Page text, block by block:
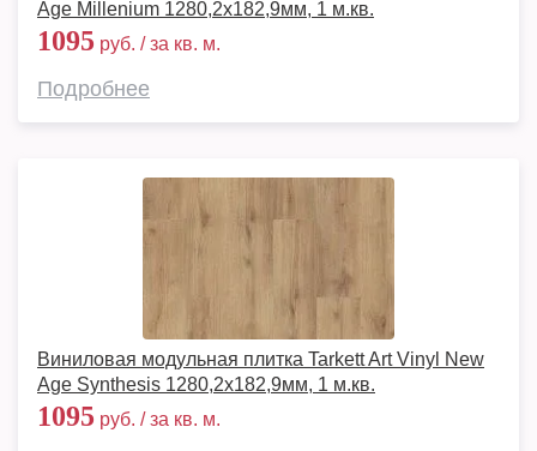
Age Millenium 1280,2х182,9мм, 1 м.кв.
1095 руб. / за кв. м.
Подробнее
Виниловая модульная плитка Tarkett Art Vinyl New
Age Synthesis 1280,2х182,9мм, 1 м.кв.
1095 руб. / за кв. м.